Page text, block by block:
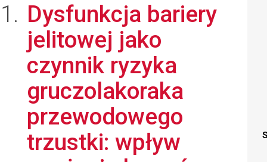
Dysfunkcja bariery
jelitowej jako
czynnik ryzyka
gruczolakoraka
przewodowego
trzustki: wpływ